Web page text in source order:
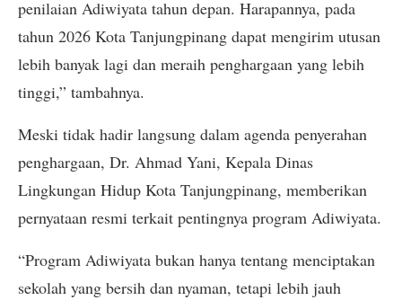
penilaian Adiwiyata tahun depan. Harapannya, pada
tahun 2026 Kota Tanjungpinang dapat mengirim utusan
lebih banyak lagi dan meraih penghargaan yang lebih
tinggi,” tambahnya.
Meski tidak hadir langsung dalam agenda penyerahan
penghargaan, Dr. Ahmad Yani, Kepala Dinas
Lingkungan Hidup Kota Tanjungpinang, memberikan
pernyataan resmi terkait pentingnya program Adiwiyata.
“Program Adiwiyata bukan hanya tentang menciptakan
sekolah yang bersih dan nyaman, tetapi lebih jauh